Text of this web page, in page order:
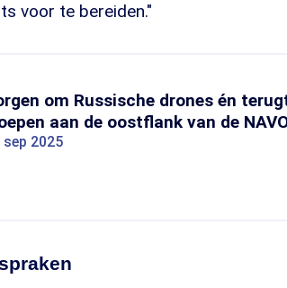
voor te bereiden."
om Russische drones én
aan de oostflank van de
sep 2025